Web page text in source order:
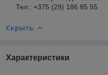
Тел.: +375 (29) 186 85 55
Скрыть
Характеристики